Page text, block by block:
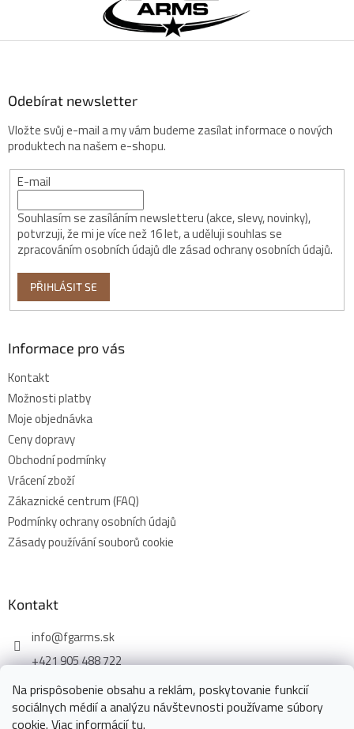
Na prispôsobenie obsahu a reklám, poskytovanie funkcií
sociálnych médií a analýzu návštevnosti používame súbory
cookie. Viac informáciítu.
t
Odebírat newsletter
Vložte svůj e-mail a my vám budeme zasílat informace o nových
produktech na našem e-shopu.
E-mail
Souhlasím se zasíláním newsletteru (akce, slevy, novinky),
potvrzuji, že mi je více než 16 let, a uděluji souhlas se
zpracováním osobních údajů dle zásad ochrany osobních údajů.
PŘIHLÁSIT SE
Informace pro vás
Kontakt
Možnosti platby
Moje objednávka
Ceny dopravy
Obchodní podmínky
Vrácení zboží
Zákaznické centrum (FAQ)
Podmínky ochrany osobních údajů
Zásady používání souborů cookie
Kontakt
info@fgarms.sk
+421 905 488 722